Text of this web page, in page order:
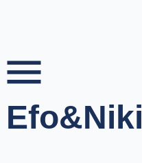
Efo&Niki